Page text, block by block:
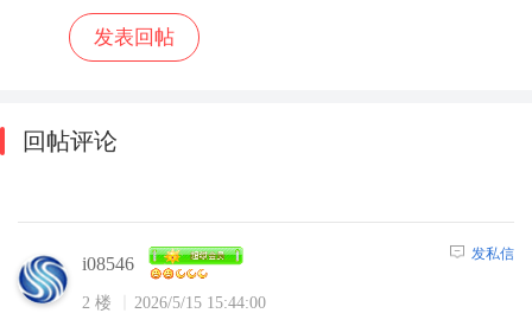
回帖评论
i08546
2 楼 2026/5/15 15:44:00
发私信